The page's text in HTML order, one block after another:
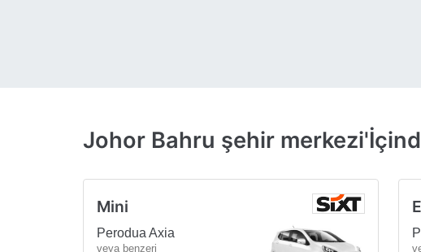
Johor Bahru şehir
Mini
Perodua Axia
veya benzeri